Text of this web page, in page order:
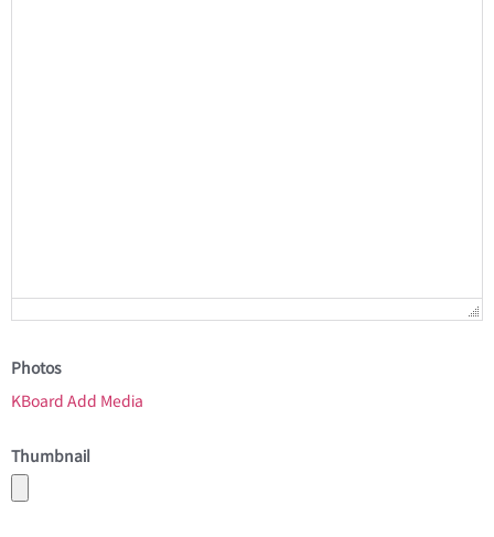
Photos
KBoard Add Media
Thumbnail